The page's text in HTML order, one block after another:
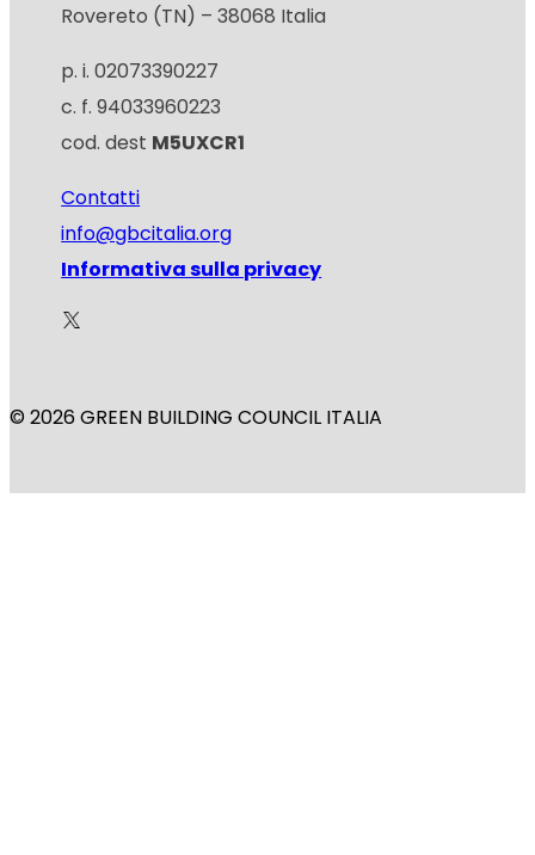
Rovereto (TN) – 38068 Italia
p. i. 02073390227
c. f. 94033960223
cod. dest M5UXCR1
Contatti
info@gbcitalia.org
Informativa sulla privacy
© 2026 GREEN BUILDING COUNCIL ITALIA